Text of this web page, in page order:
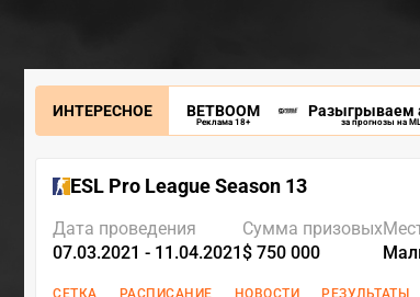
ИНТЕРЕСНОЕ BETBOOM
Реклама 18+
Разыгрываем
за прогнозы на
ESL Pro League Season 13
Дата проведения
07.03.2021 - 11.04.2021
Сумма призовых
$ 750 000
СЕТКА РАСПИСАНИЕ НОВОСТИ РЕЗУЛЬТАТЫ